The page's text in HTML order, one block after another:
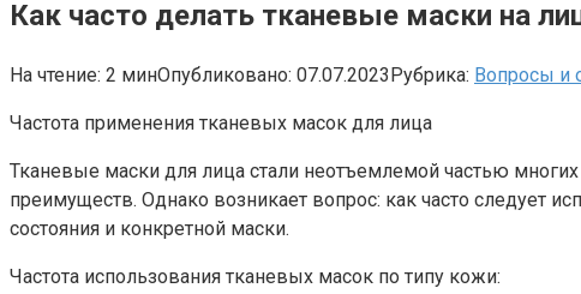
Как часто делать тканевые маски на
На чтение: 2 минОпубликовано: 07.07.2023Рубрика: Вопросы и
Частота применения тканевых масок для лица
Тканевые маски для лица стали неотъемлемой частью
преимуществ. Однако возникает вопрос: как часто следует
состояния и конкретной маски.
Частота использования тканевых масок по типу кожи: